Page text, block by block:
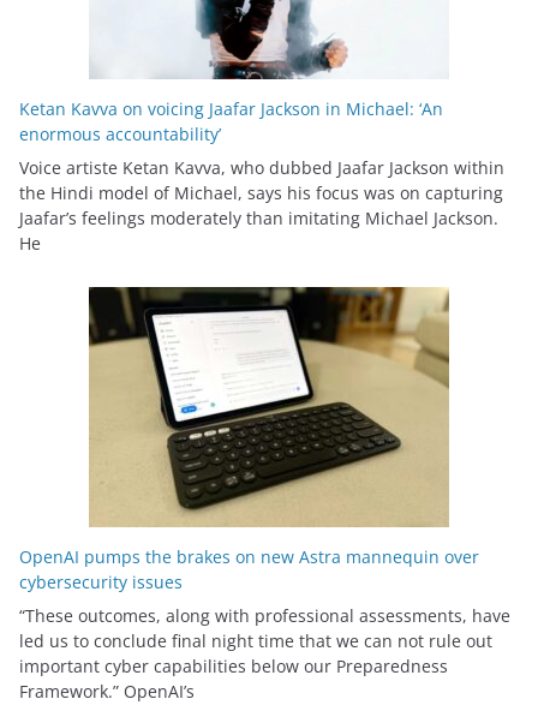
Ketan Kavva on voicing Jaafar Jackson in Michael: ‘An
enormous accountability’
Voice artiste Ketan Kavva, who dubbed Jaafar Jackson within
the Hindi model of Michael, says his focus was on capturing
Jaafar’s feelings moderately than imitating Michael Jackson.
He
OpenAI pumps the brakes on new Astra mannequin over
cybersecurity issues
“These outcomes, along with professional assessments, have
led us to conclude final night time that we can not rule out
important cyber capabilities below our Preparedness
Framework⁠.” OpenAI’s